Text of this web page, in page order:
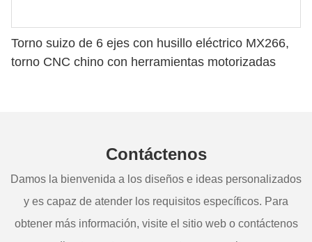
Torno suizo de 6 ejes con husillo eléctrico MX266,
torno CNC chino con herramientas motorizadas
Contáctenos
Damos la bienvenida a los diseños e ideas personalizados
y es capaz de atender los requisitos específicos. Para
obtener más información, visite el sitio web o contáctenos